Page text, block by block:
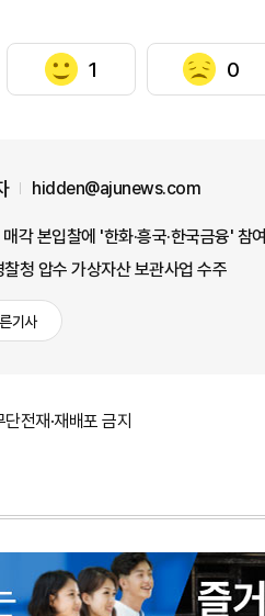
1 0
hidden@ajunews.com
각 본입찰에 '한화·흥국·한국금융' 참여
청 압수 가상자산 보관사업 수주
기사
전재·재배포 금지